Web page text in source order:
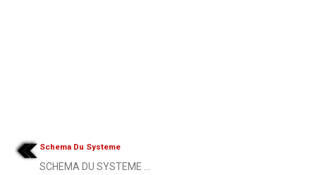
Schema Du Systeme
SCHEMA DU SYSTEME ...